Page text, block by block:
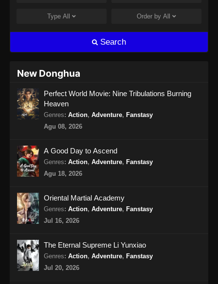
Subtitle Indonesia - Agustus 18, 2024
Supreme Sword God Episode 42 Subtitle
Indonesia
Subtitle Indonesia - Agustus 18, 2024
Supreme Sword God Episode 43 Subtitle
Eps 43 - Supreme Sword God Episode 43
Subtitle Indonesia - Agustus 22, 2024
Eps 44 - Supreme Sword God Episode 44
Subtitle Indonesia - Agustus 25, 2024
Type All Order by All
Search
New Donghua
Perfect World Movie: Nine Tribulations Burning
Heaven
Genres: Action, Adventure, Fanstasy
Agu 08, 2026
A Good Day to Ascend
Genres: Action, Adventure, Fanstasy
Agu 18, 2026
Oriental Martial Academy
Genres: Action, Adventure, Fanstasy
Jul 16, 2026
The Eternal Supreme Li Yunxiao
Genres: Action, Adventure, Fanstasy
Jul 20, 2026